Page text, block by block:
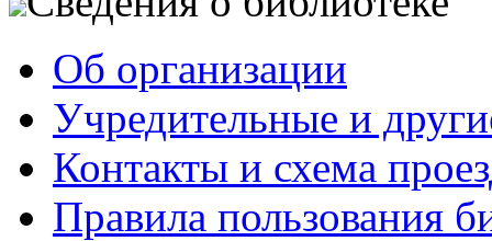
Об организации
Учредительные и
Контакты и схема
Правила пользования